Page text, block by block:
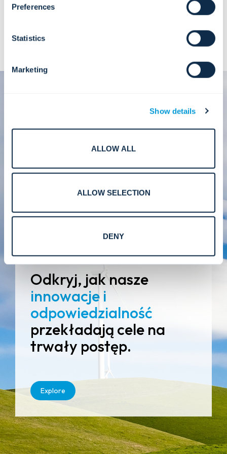
Preferences
Statistics
Marketing
Show details
ALLOW ALL
ALLOW SELECTION
DENY
Zrównoważony rozwój jutro.
szerszej obietnicy budowania bezpieczniejszego,
inteligentniejszego i bardziej zrównoważonego
świata dla przyszłych pokoleń.
Odkryj, jak nasze
innowacje i
odpowiedzialność
przekładają cele na
trwały postęp.
Explore